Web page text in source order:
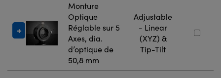
Monture
Optique
Réglable sur 5
Axes, dia.
d’optique de
50,8 mm
Adjustable
- Linear
(XYZ) &
Tip-Tilt